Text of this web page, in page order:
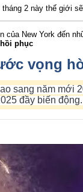
tháng 2 này thế giới
của New York đến
phục
vọng
sang năm mới
đầy biến động.